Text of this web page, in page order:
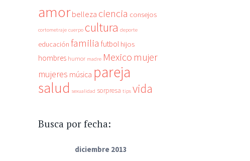
amor belleza ciencia consejos
cortometraje cuerpo cultura deporte
educación familia futbol hijos
hombres humor madre Mexico mujer
mujeres música pareja
salud sexualidad sorpresa tips vida
Busca por fecha:
diciembre 2013